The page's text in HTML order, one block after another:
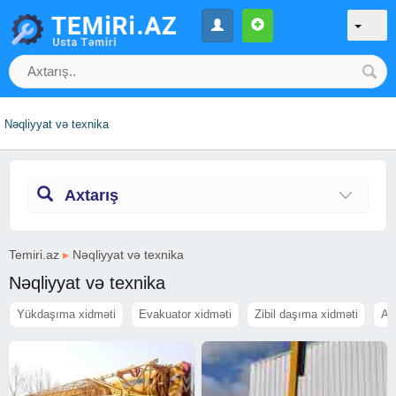
Nəqliyyat və texnika
Axtarış
Temiri.az ▸ Nəqliyyat və texnika
Nəqliyyat və texnika
Yükdaşıma xidməti Evakuator xidməti Zibil daşıma xidməti